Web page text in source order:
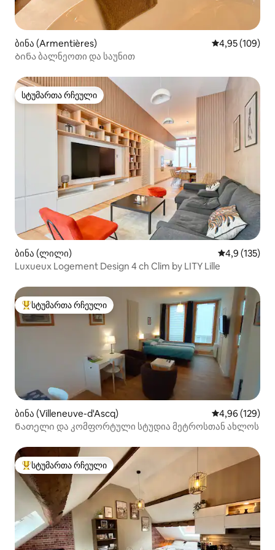
ბინა (Armentières) საშუალო
4,95 (109)
Ბინა ბალნეოთი და საუნით
სტუმართა რჩეული
სტუმართა რჩეული
ბინა (ლილი) საშუალო
4,9 (135)
Luxueux Logement Design 4 ch Clim by LITY Lille
სტუმართა რჩეული მოწინავე ვარიანტი
სტუმართა რჩეული
ბინა (Villeneuve-d'Ascq) საშუალო
4,96 (129)
Ნათელი და კომფორტული სტუდია მეტროსთან ახლოს
სტუმართა რჩეული მოწინავე ვარიანტი
სტუმართა რჩეული